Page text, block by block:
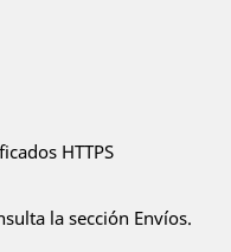
HTTPS
la sección Envíos.